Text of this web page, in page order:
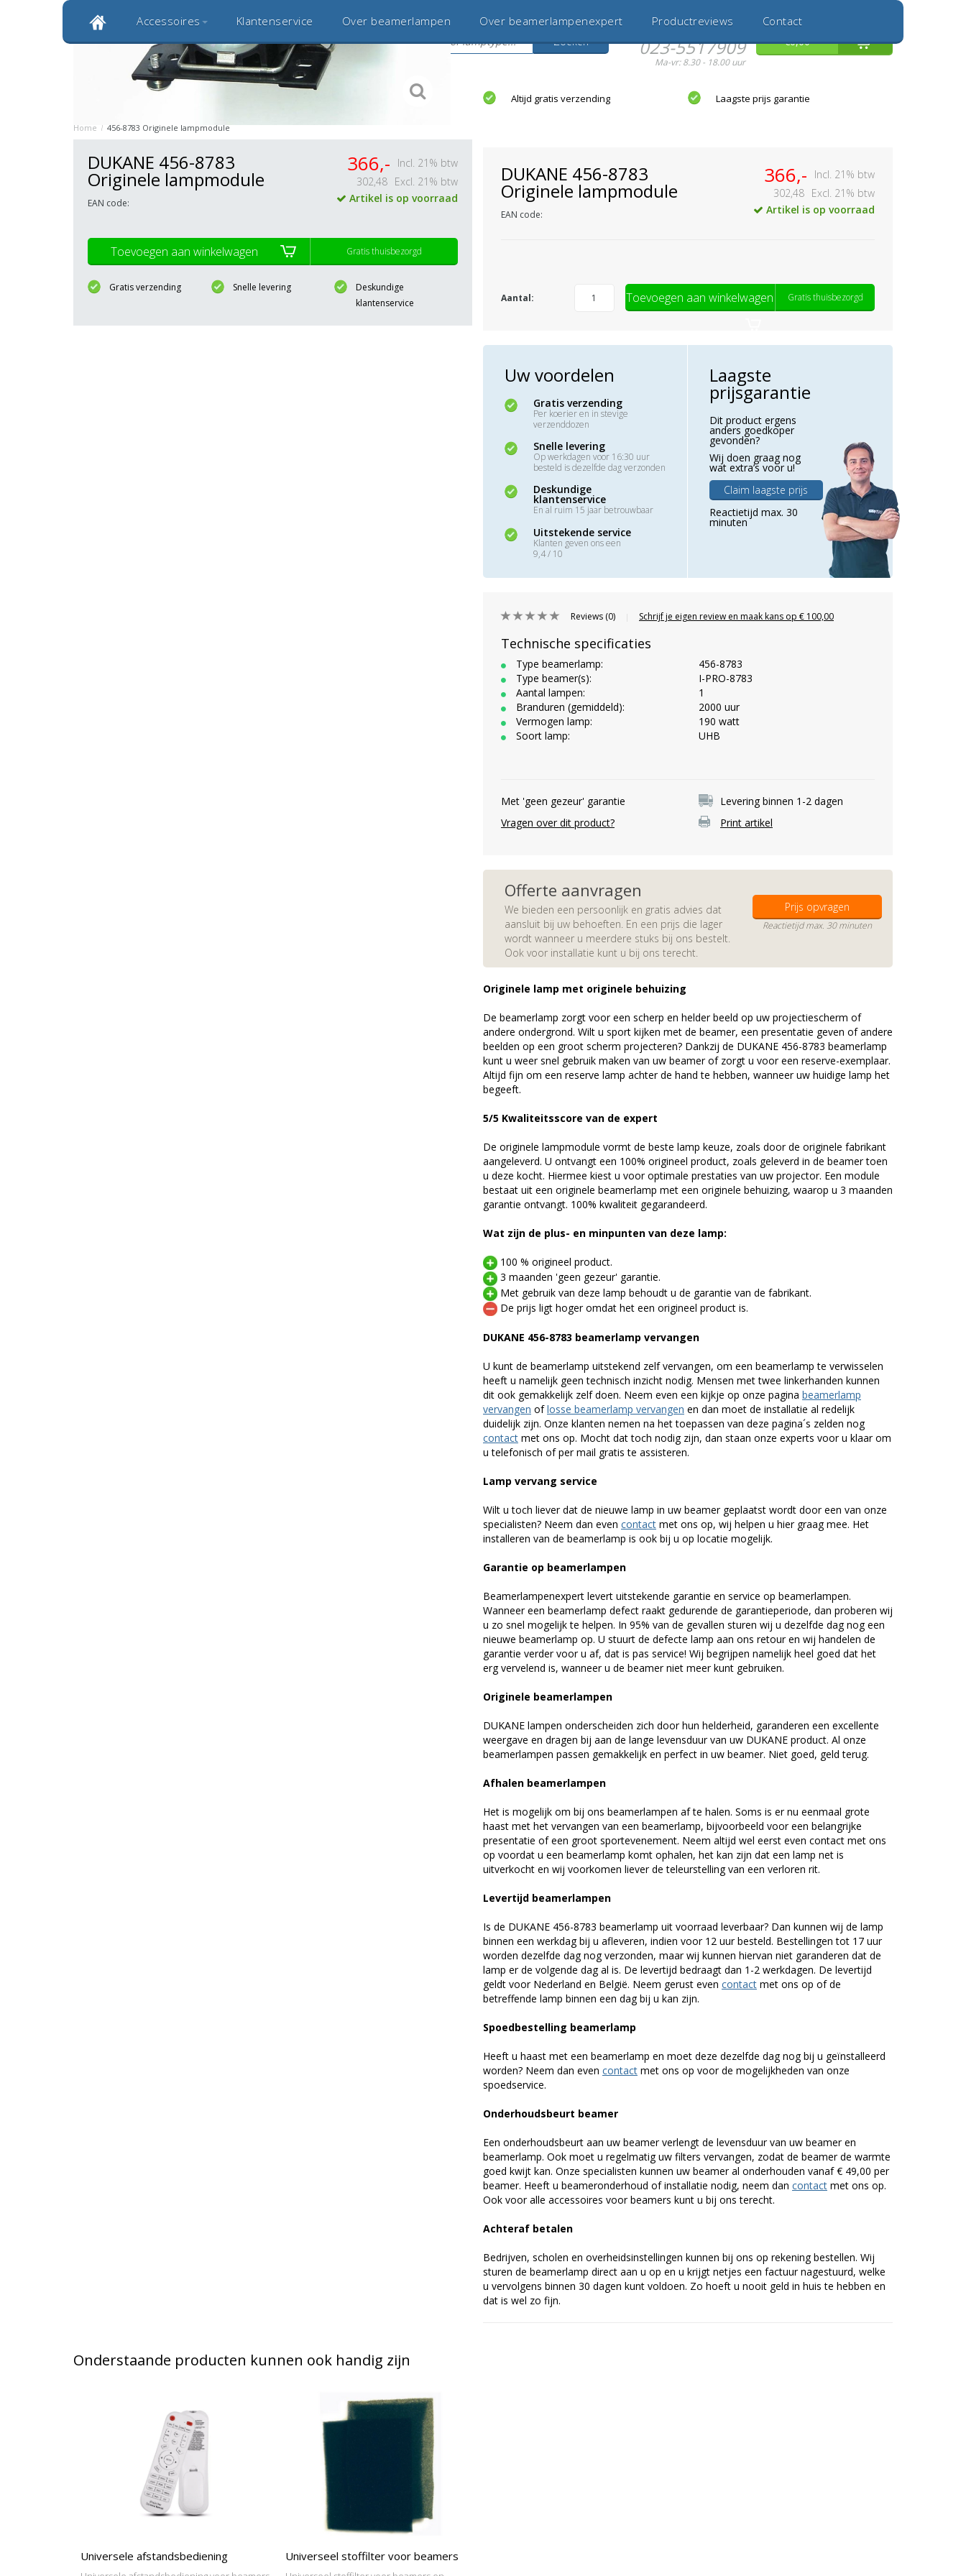
Inloggen
Klantbeoordeling 9,0
Bekijk alle 1000+ reviews
Zoeken
Hulp nodig?
023-5517909
Ma-vr: 8.30 - 18.00 uur
€0,00
Accessoires Klantenservice Over beamerlampen Over beamerlampenexpert Productreviews Contact
20 jaar betrouwbaar en ervaren Altijd gratis verzending Laagste prijs garantie
Home / 456-8783 Originele lampmodule
DUKANE 456-8783
Originele lampmodule
EAN code:
366,-
Incl. 21% btw
302,48 Excl. 21% btw
Artikel is op voorraad
Toevoegen aan winkelwagen Gratis thuisbezorgd
Gratis verzending Snelle levering
Deskundige
klantenservice
DUKANE 456-8783
Originele lampmodule
EAN code:
366,-
Incl. 21% btw
302,48 Excl. 21% btw
Artikel is op voorraad
Aantal: Toevoegen aan winkelwagen Gratis thuisbezorgd
Uw voordelen
Gratis verzending
Per koerier en in stevige
verzenddozen
Snelle levering
Op werkdagen voor 16:30 uur
besteld is dezelfde dag verzonden
Deskundige
klantenservice
En al ruim 15 jaar betrouwbaar
Uitstekende service
Klanten geven ons een
9,4 / 10
Laagste
prijsgarantie
Dit product ergens
anders goedkoper
gevonden?
Wij doen graag nog
wat extra’s voor u!
Claim laagste prijs
Reactietijd max. 30
minuten
Reviews (0) Schrijf je eigen review en maak kans op € 100,00
Technische specificaties
Type beamerlamp:
456-8783
Type beamer(s):
I-PRO-8783
Aantal lampen:
1
Branduren (gemiddeld):
2000 uur
Vermogen lamp:
190 watt
Soort lamp:
UHB
Met 'geen gezeur' garantie
Levering binnen 1-2 dagen
Vragen over dit product?
Print artikel
Offerte aanvragen
We bieden een persoonlijk en gratis advies dat
aansluit bij uw behoeften. En een prijs die lager
wordt wanneer u meerdere stuks bij ons bestelt.
Ook voor installatie kunt u bij ons terecht.
Prijs opvragen
Reactietijd max. 30 minuten
Originele lamp met originele behuizing
De beamerlamp zorgt voor een scherp en helder beeld op uw projectiescherm of
andere ondergrond. Wilt u sport kijken met de beamer, een presentatie geven of andere
beelden op een groot scherm projecteren? Dankzij de DUKANE 456-8783 beamerlamp
kunt u weer snel gebruik maken van uw beamer of zorgt u voor een reserve-exemplaar.
Altijd fijn om een reserve lamp achter de hand te hebben, wanneer uw huidige lamp het
begeeft.
5/5 Kwaliteitsscore van de expert
De originele lampmodule vormt de beste lamp keuze, zoals door de originele fabrikant
aangeleverd. U ontvangt een 100% origineel product, zoals geleverd in de beamer toen
u deze kocht. Hiermee kiest u voor optimale prestaties van uw projector. Een module
bestaat uit een originele beamerlamp met een originele behuizing, waarop u 3 maanden
garantie ontvangt. 100% kwaliteit gegarandeerd.
Wat zijn de plus- en minpunten van deze lamp:
100 % origineel product.
3 maanden 'geen gezeur' garantie.
Met gebruik van deze lamp behoudt u de garantie van de fabrikant.
De prijs ligt hoger omdat het een origineel product is.
DUKANE 456-8783 beamerlamp vervangen
U kunt de beamerlamp uitstekend zelf vervangen, om een beamerlamp te verwisselen
heeft u namelijk geen technisch inzicht nodig. Mensen met twee linkerhanden kunnen
dit ook gemakkelijk zelf doen. Neem even een kijkje op onze pagina beamerlamp
vervangen oflosse beamerlamp vervangen en dan moet de installatie al redelijk
duidelijk zijn. Onze klanten nemen na het toepassen van deze pagina´s zelden nog
contact met ons op. Mocht dat toch nodig zijn, dan staan onze experts voor u klaar om
u telefonisch of per mail gratis te assisteren.
Lamp vervang service
Wilt u toch liever dat de nieuwe lamp in uw beamer geplaatst wordt door een van onze
specialisten? Neem dan even contact met ons op, wij helpen u hier graag mee. Het
installeren van de beamerlamp is ook bij u op locatie mogelijk.
Garantie op beamerlampen
Beamerlampenexpert levert uitstekende garantie en service op beamerlampen.
Wanneer een beamerlamp defect raakt gedurende de garantieperiode, dan proberen wij
u zo snel mogelijk te helpen. In 95% van de gevallen sturen wij u dezelfde dag nog een
nieuwe beamerlamp op. U stuurt de defecte lamp aan ons retour en wij handelen de
garantie verder voor u af, dat is pas service! Wij begrijpen namelijk heel goed dat het
erg vervelend is, wanneer u de beamer niet meer kunt gebruiken.
Originele beamerlampen
DUKANE lampen onderscheiden zich door hun helderheid, garanderen een excellente
weergave en dragen bij aan de lange levensduur van uw DUKANE product. Al onze
beamerlampen passen gemakkelijk en perfect in uw beamer. Niet goed, geld terug.
Afhalen beamerlampen
Het is mogelijk om bij ons beamerlampen af te halen. Soms is er nu eenmaal grote
haast met het vervangen van een beamerlamp, bijvoorbeeld voor een belangrijke
presentatie of een groot sportevenement. Neem altijd wel eerst even contact met ons
op voordat u een beamerlamp komt ophalen, het kan zijn dat een lamp net is
uitverkocht en wij voorkomen liever de teleurstelling van een verloren rit.
Levertijd beamerlampen
Is de DUKANE 456-8783 beamerlamp uit voorraad leverbaar? Dan kunnen wij de lamp
binnen een werkdag bij u afleveren, indien voor 12 uur besteld. Bestellingen tot 17 uur
worden dezelfde dag nog verzonden, maar wij kunnen hiervan niet garanderen dat de
lamp er de volgende dag al is. De levertijd bedraagt dan 1-2 werkdagen. De levertijd
geldt voor Nederland en België. Neem gerust even contact met ons op of de
betreffende lamp binnen een dag bij u kan zijn.
Spoedbestelling beamerlamp
Heeft u haast met een beamerlamp en moet deze dezelfde dag nog bij u geïnstalleerd
worden? Neem dan even contact met ons op voor de mogelijkheden van onze
spoedservice.
Onderhoudsbeurt beamer
Een onderhoudsbeurt aan uw beamer verlengt de levensduur van uw beamer en
beamerlamp. Ook moet u regelmatig uw filters vervangen, zodat de beamer de warmte
goed kwijt kan. Onze specialisten kunnen uw beamer al onderhouden vanaf € 49,00 per
beamer. Heeft u beameronderhoud of installatie nodig, neem dan contact met ons op.
Ook voor alle accessoires voor beamers kunt u bij ons terecht.
Achteraf betalen
Bedrijven, scholen en overheidsinstellingen kunnen bij ons op rekening bestellen. Wij
sturen de beamerlamp direct aan u op en u krijgt netjes een factuur nagestuurd, welke
u vervolgens binnen 30 dagen kunt voldoen. Zo hoeft u nooit geld in huis te hebben en
dat is wel zo fijn.
Onderstaande producten kunnen ook handig zijn
Universele afstandsbediening Universeel stoffilter voor beamers